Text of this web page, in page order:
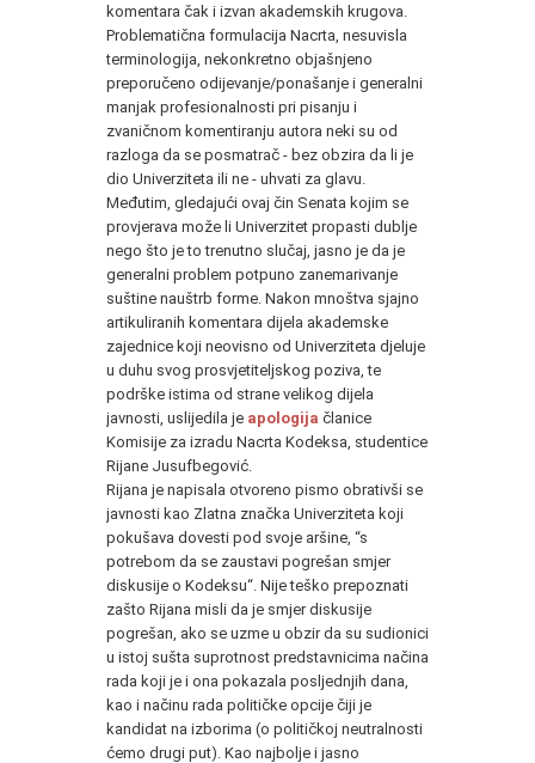
komentara čak i izvan akademskih krugova.
Problematična formulacija Nacrta, nesuvisla
terminologija, nekonkretno objašnjeno
preporučeno odijevanje/ponašanje i generalni
manjak profesionalnosti pri pisanju i
zvaničnom komentiranju autora neki su od
razloga da se posmatrač - bez obzira da li je
dio Univerziteta ili ne - uhvati za glavu.
Međutim, gledajući ovaj čin Senata kojim se
provjerava može li Univerzitet propasti dublje
nego što je to trenutno slučaj, jasno je da je
generalni problem potpuno zanemarivanje
suštine nauštrb forme. Nakon mnoštva sjajno
artikuliranih komentara dijela akademske
zajednice koji neovisno od Univerziteta djeluje
u duhu svog prosvjetiteljskog poziva, te
podrške istima od strane velikog dijela
javnosti, uslijedila je apologija članice
Komisije za izradu Nacrta Kodeksa, studentice
Rijane Jusufbegović.
Rijana je napisala otvoreno pismo obrativši se
javnosti kao Zlatna značka Univerziteta koji
pokušava dovesti pod svoje aršine, “s
potrebom da se zaustavi pogrešan smjer
diskusije o Kodeksu“. Nije teško prepoznati
zašto Rijana misli da je smjer diskusije
pogrešan, ako se uzme u obzir da su sudionici
u istoj sušta suprotnost predstavnicima načina
rada koji je i ona pokazala posljednjih dana,
kao i načinu rada političke opcije čiji je
kandidat na izborima (o političkoj neutralnosti
ćemo drugi put). Kao najbolje i jasno